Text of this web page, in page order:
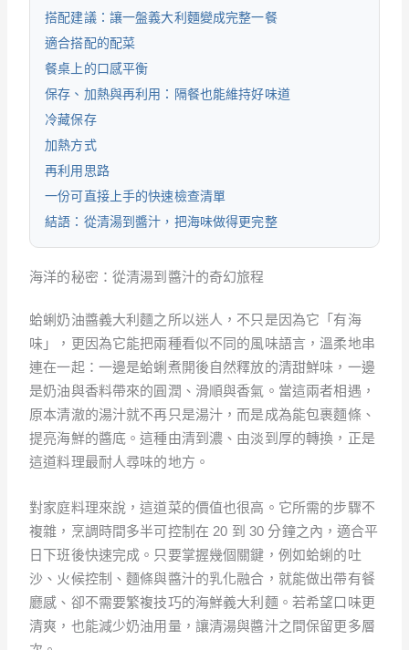
搭配建議：讓一盤義大利麵變成完整一餐
適合搭配的配菜
餐桌上的口感平衡
保存、加熱與再利用：隔餐也能維持好味道
冷藏保存
加熱方式
再利用思路
一份可直接上手的快速檢查清單
結語：從清湯到醬汁，把海味做得更完整
海洋的秘密：從清湯到醬汁的奇幻旅程
蛤蜊奶油醬義大利麵之所以迷人，不只是因為它「有海
味」，更因為它能把兩種看似不同的風味語言，溫柔地串
連在一起：一邊是蛤蜊煮開後自然釋放的清甜鮮味，一邊
是奶油與香料帶來的圓潤、滑順與香氣。當這兩者相遇，
原本清澈的湯汁就不再只是湯汁，而是成為能包裹麵條、
提亮海鮮的醬底。這種由清到濃、由淡到厚的轉換，正是
這道料理最耐人尋味的地方。
對家庭料理來說，這道菜的價值也很高。它所需的步驟不
複雜，烹調時間多半可控制在 20 到 30 分鐘之內，適合平
日下班後快速完成。只要掌握幾個關鍵，例如蛤蜊的吐
沙、火候控制、麵條與醬汁的乳化融合，就能做出帶有餐
廳感、卻不需要繁複技巧的海鮮義大利麵。若希望口味更
清爽，也能減少奶油用量，讓清湯與醬汁之間保留更多層